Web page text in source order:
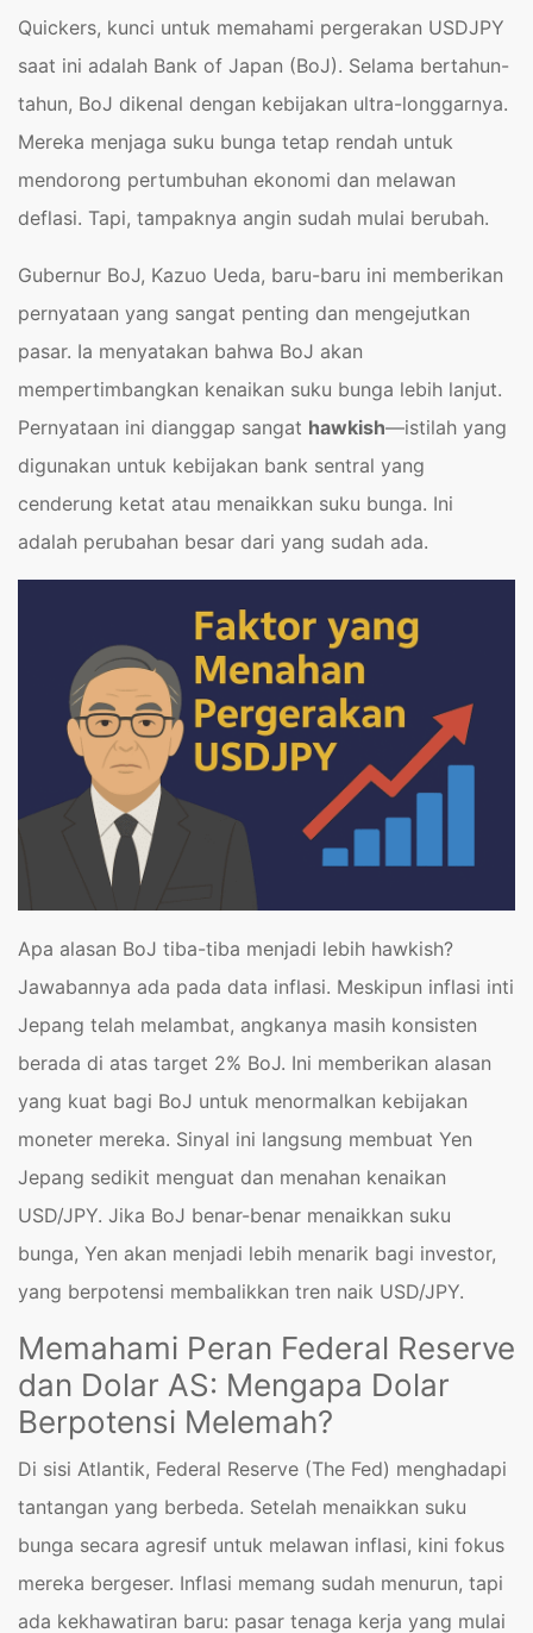
Quickers, kunci untuk memahami pergerakan USDJPY
saat ini adalah Bank of Japan (BoJ). Selama bertahun-
tahun, BoJ dikenal dengan kebijakan ultra-longgarnya.
Mereka menjaga suku bunga tetap rendah untuk
mendorong pertumbuhan ekonomi dan melawan
deflasi. Tapi, tampaknya angin sudah mulai berubah.
Gubernur BoJ, Kazuo Ueda, baru-baru ini memberikan
pernyataan yang sangat penting dan mengejutkan
pasar. Ia menyatakan bahwa BoJ akan
mempertimbangkan kenaikan suku bunga lebih lanjut.
Pernyataan ini dianggap sangat hawkish—istilah yang
digunakan untuk kebijakan bank sentral yang
cenderung ketat atau menaikkan suku bunga. Ini
adalah perubahan besar dari yang sudah ada.
Apa alasan BoJ tiba-tiba menjadi lebih hawkish?
Jawabannya ada pada data inflasi. Meskipun inflasi inti
Jepang telah melambat, angkanya masih konsisten
berada di atas target 2% BoJ. Ini memberikan alasan
yang kuat bagi BoJ untuk menormalkan kebijakan
moneter mereka. Sinyal ini langsung membuat Yen
Jepang sedikit menguat dan menahan kenaikan
USD/JPY. Jika BoJ benar-benar menaikkan suku
bunga, Yen akan menjadi lebih menarik bagi investor,
yang berpotensi membalikkan tren naik USD/JPY.
Memahami Peran Federal Reserve
dan Dolar AS: Mengapa Dolar
Berpotensi Melemah?
Di sisi Atlantik, Federal Reserve (The Fed) menghadapi
tantangan yang berbeda. Setelah menaikkan suku
bunga secara agresif untuk melawan inflasi, kini fokus
mereka bergeser. Inflasi memang sudah menurun, tapi
ada kekhawatiran baru: pasar tenaga kerja yang mulai